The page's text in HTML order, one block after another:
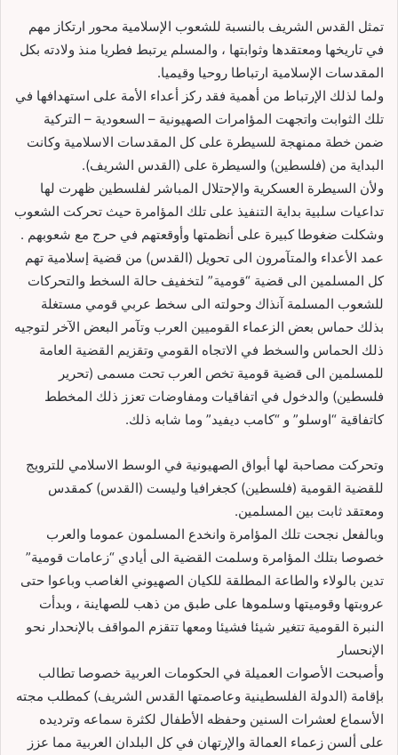
تمثل القدس الشريف بالنسبة للشعوب اﻹسلامية محور ارتكاز مهم
في تاريخها ومعتقدها وثوابتها ، والمسلم يرتبط فطريا منذ ولادته بكل
المقدسات اﻹسلامية ارتباطا روحيا وقيميا.
ولما لذلك اﻹرتباط من أهمية فقد ركز أعداء اﻷمة علی استهدافها في
تلك الثوابت واتجهت المؤامرات الصهيونية – السعودية – التركية
ضمن خطة ممنهجة للسيطرة علی كل المقدسات الاسلامية وكانت
البداية من (فلسطين) والسيطرة علی (القدس الشريف).
وﻷن السيطرة العسكرية واﻹحتلال المباشر لفلسطين ظهرت لها
تداعيات سلبية بداية التنفيذ علی تلك المؤامرة حيث تحركت الشعوب
وشكلت ضغوطا كبيرة علی أنظمتها وأوقعتهم في حرج مع شعوبهم .
عمد اﻷعداء والمتآمرون الی تحويل (القدس) من قضية إسلامية تهم
كل المسلمين الی قضية “قومية” لتخفيف حالة السخط والتحركات
للشعوب المسلمة آنذاك وحولته الی سخط عربي قومي مستغلة
بذلك حماس بعض الزعماء القوميين العرب وتآمر البعض اﻵخر لتوجيه
ذلك الحماس والسخط في الاتجاه القومي وتقزيم القضية العامة
للمسلمين الی قضية قومية تخص العرب تحت مسمی (تحرير
فلسطين) والدخول في اتفاقيات ومفاوضات تعزز ذلك المخطط
كاتفاقية “اوسلو” و “كامب ديفيد” وما شابه ذلك.
وتحركت مصاحبة لها أبواق الصهيونية في الوسط الاسلامي للترويج
للقضية القومية (فلسطين) كجغرافيا وليست (القدس) كمقدس
ومعتقد ثابت بين المسلمين.
وبالفعل نجحت تلك المؤامرة وانخدع المسلمون عموما والعرب
خصوصا بتلك المؤامرة وسلمت القضية الی أيادي “زعامات قومية”
تدين بالولاء والطاعة المطلقة للكيان الصهيوني الغاصب وباعوا حتی
عروبتها وقوميتها وسلموها علی طبق من ذهب للصهاينة ، وبدأت
النبرة القومية تتغير شيئا فشيئا ومعها تتقزم المواقف باﻹنحدار نحو
اﻹنحسار
وأصبحت اﻷصوات العميلة في الحكومات العربية خصوصا تطالب
بإقامة (الدولة الفلسطينية وعاصمتها القدس الشريف) كمطلب مجته
اﻷسماع لعشرات السنين وحفظه اﻷطفال لكثرة سماعه وترديده
علی ألسن زعماء العمالة واﻹرتهان في كل البلدان العربية مما عزز